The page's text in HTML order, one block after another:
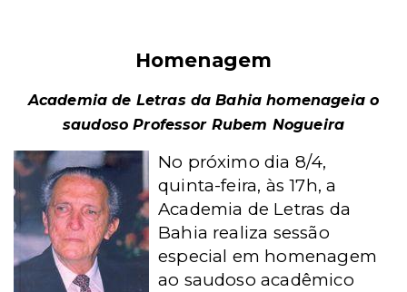
Homenagem
Academia de Letras da Bahia homenageia o
saudoso Professor Rubem Nogueira
No próximo dia 8/4,
quinta-feira, às 17h, a
Academia de Letras da
Bahia realiza sessão
especial em homenagem
ao saudoso acadêmico